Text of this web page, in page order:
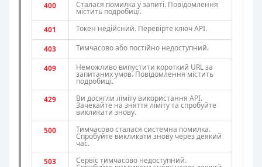
400 Сталася помилка у запиті. Повідомлення
містить подробиці.
401
Токен недійсний. Перевірте ключ API.
403 Тимчасово або постійно недоступний.
409 Неможливо випустити короткий URL за
запитаних умов. Повідомлення містить
подробиці.
429
Ви досягли ліміту використання API.
Зачекайте на зняття ліміту та спробуйте
викликати знову.
500
Тимчасово сталася системна помилка.
Спробуйте викликати знову через деякий
час.
503
Сервіс тимчасово недоступний.